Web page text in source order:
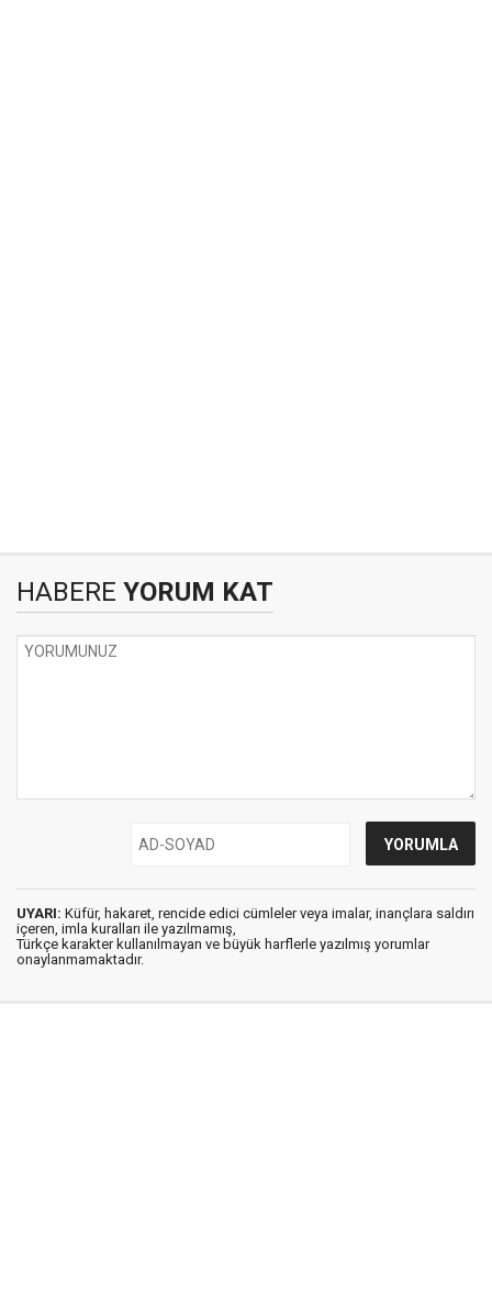
HABERE YORUM KAT
UYARI: Küfür, hakaret, rencide edici cümleler veya imalar, inançlara saldırı
içeren, imla kuralları ile yazılmamış,
Türkçe karakter kullanılmayan ve büyük harflerle yazılmış yorumlar
onaylanmamaktadır.